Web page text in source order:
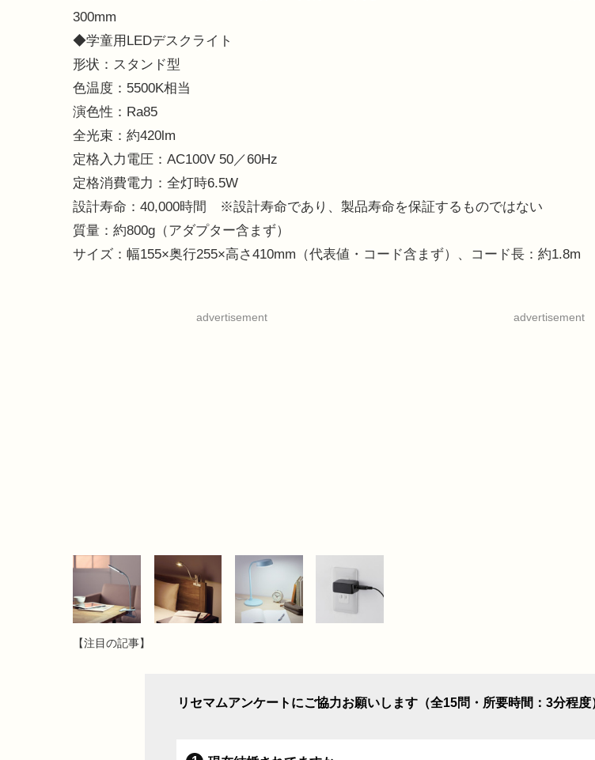
300mm
◆学童用LEDデスクライト
形状：スタンド型
色温度：5500K相当
演色性：Ra85
全光束：約420lm
定格入力電圧：AC100V 50／60Hz
定格消費電力：全灯時6.5W
設計寿命：40,000時間 ※設計寿命であり、製品寿命を保証するものではない
質量：約800g（アダプター含まず）
サイズ：幅155×奥行255×高さ410mm（代表値・コード含まず）、コード長：約1.8m
advertisement advertisement
【注目の記事】
リセマムアンケートにご協力お願いします（全15問・所要時間：3分程度